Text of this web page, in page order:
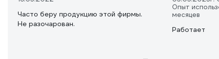
Часто беру продукцию этой фирмы.
Не разочарован.
Опыт
месяцев
Работает